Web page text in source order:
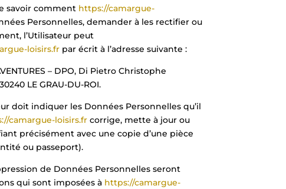
savoir comment https://camargue-
Personnelles, demander à les rectifier ou
l’Utilisateur peut
loisirs.fr par écrit à l’adresse suivante :
– DPO, Di Pietro Christophe
LE GRAU-DU-ROI.
doit indiquer les Données Personnelles qu’il
camargue-loisirs.fr corrige, mette à jour ou
précisément avec une copie d’une pièce
ou passeport).
de Données Personnelles seront
qui sont imposées à https://camargue-